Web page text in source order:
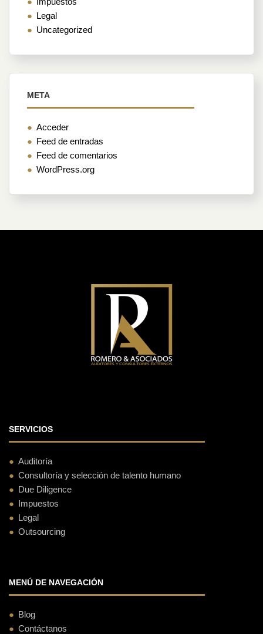
Legal
Uncategorized
META
Acceder
Feed de entradas
Feed de comentarios
WordPress.org
SERVICIOS
Auditoría
Consultoría y selección de talento humano
Due Diligence
Impuestos
Legal
Outsourcing
MENÚ DE NAVEGACIÓN
Blog
Contáctanos